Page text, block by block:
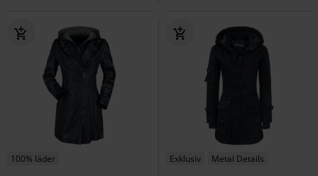
100% läder Exklusiv Metal Details